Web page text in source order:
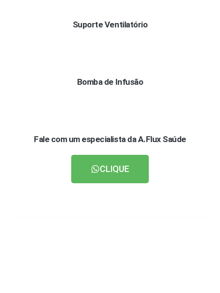
Suporte Ventilatório
Bomba de Infusão
Fale com um especialista da A.Flux Saúde
CLIQUE